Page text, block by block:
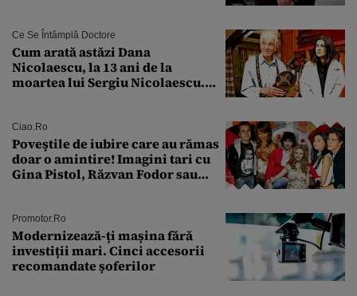
Ce Se Întâmplă Doctore
Cum arată astăzi Dana
Nicolaescu, la 13 ani de la
moartea lui Sergiu Nicolaescu.
Ciao.ro
Poveştile de iubire care au rămas
doar o amintire! Imagini tari cu
Gina Pistol, Răzvan Fodor sau
Promotor.ro
Modernizează-ți mașina fără
investiții mari. Cinci accesorii
recomandate șoferilor